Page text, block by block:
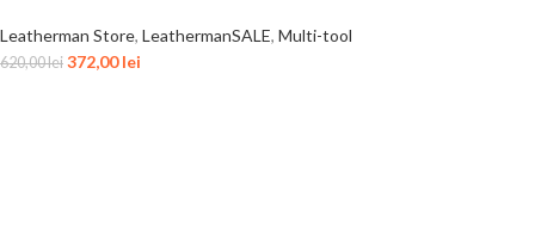
Leatherman Store, LeathermanSALE, Multi-tool
620,00lei 372,00lei